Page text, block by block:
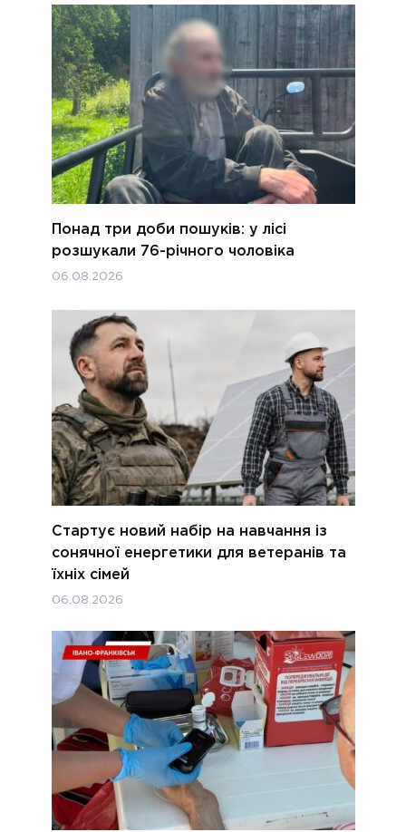
Понад три доби пошуків: у лісі
розшукали 76-річного чоловіка
06.08.2026
Стартує новий набір на навчання із
сонячної енергетики для ветеранів та
їхніх сімей
06.08.2026